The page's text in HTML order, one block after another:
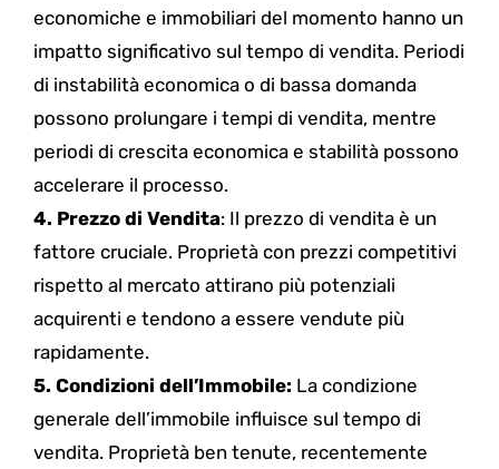
economiche e immobiliari del momento hanno un
impatto significativo sul tempo di vendita. Periodi
di instabilità economica o di bassa domanda
possono prolungare i tempi di vendita, mentre
periodi di crescita economica e stabilità possono
accelerare il processo.
4. Prezzo di Vendita: Il prezzo di vendita è un
fattore cruciale. Proprietà con prezzi competitivi
rispetto al mercato attirano più potenziali
acquirenti e tendono a essere vendute più
rapidamente.
5. Condizioni dell’Immobile: La condizione
generale dell’immobile influisce sul tempo di
vendita. Proprietà ben tenute, recentemente